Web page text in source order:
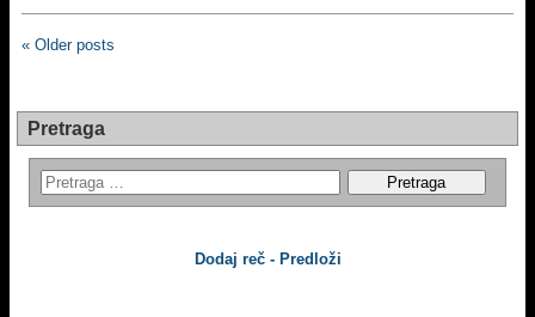
« Older posts
Pretraga
Dodaj reč - Predloži